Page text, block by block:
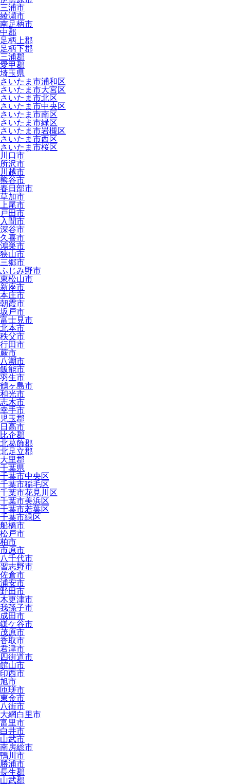
三浦市
綾瀬市
南足柄市
中郡
足柄上郡
足柄下郡
三浦郡
愛甲郡
埼玉県
さいたま市浦和区
さいたま市大宮区
さいたま市北区
さいたま市中央区
さいたま市南区
さいたま市緑区
さいたま市岩槻区
さいたま市西区
さいたま市桜区
川口市
所沢市
川越市
熊谷市
春日部市
草加市
上尾市
戸田市
入間市
深谷市
久喜市
鴻巣市
狭山市
三郷市
ふじみ野市
東松山市
新座市
本庄市
朝霞市
坂戸市
富士見市
北本市
秩父市
行田市
蕨市
八潮市
飯能市
羽生市
鶴ヶ島市
和光市
志木市
幸手市
児玉郡
日高市
比企郡
北葛飾郡
北足立郡
大里郡
千葉県
千葉市中央区
千葉市稲毛区
千葉市花見川区
千葉市美浜区
千葉市若葉区
千葉市緑区
船橋市
松戸市
柏市
市原市
八千代市
習志野市
佐倉市
浦安市
野田市
木更津市
我孫子市
成田市
鎌ケ谷市
茂原市
香取市
君津市
四街道市
館山市
印西市
旭市
匝瑳市
東金市
八街市
大網白里市
富里市
白井市
山武市
南房総市
鴨川市
勝浦市
長生郡
山武郡